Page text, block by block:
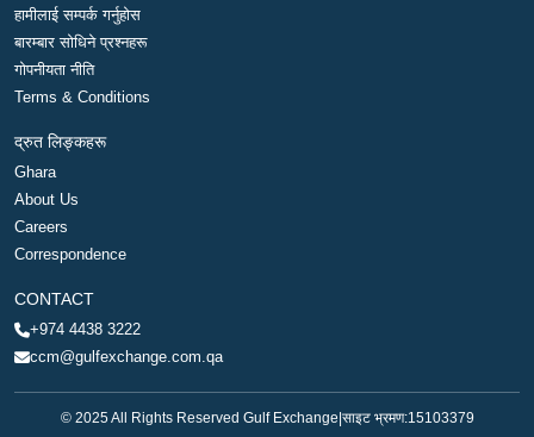
हामीलाई सम्पर्क गर्नुहोस
बारम्बार सोधिने प्रश्नहरू
गोपनीयता नीति
Terms & Conditions
द्रुत लिङ्कहरू
Ghara
About Us
Careers
Correspondence
CONTACT
+974 4438 3222
ccm@gulfexchange.com.qa
© 2025 All Rights Reserved Gulf Exchange साइट भ्रमण:15103379